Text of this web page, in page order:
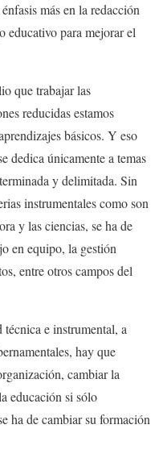
más en la redacción
educativo para mejorar el
que trabajar las
reducidas estamos
básicos. Y eso
dedica únicamente a temas
y delimitada. Sin
instrumentales como son
y las ciencias, se ha de
en equipo, la gestión
entre otros campos del
técnica e instrumental, a
hay que
cambiar la
educación si sólo
ha de cambiar su formación